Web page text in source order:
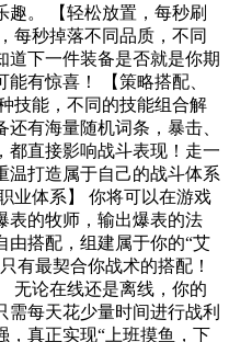
趣。 【轻松放置，每秒刷
每秒掉落不同品质，不同
道下一件装备是否就是你期
有惊喜！ 【策略搭配、
技能，不同的技能组合解
有海量随机词条，暴击、
都直接影响战斗表现！走一
温打造属于自己的战斗体系
业体系】 你将可以在游戏
表的牧师，输出爆表的法
由搭配，组建属于你的“艾
有最契合你战术的搭配！
无论在线还是离线，你的
需每天花少量时间进行战利
，真正实现“上班摸鱼，下